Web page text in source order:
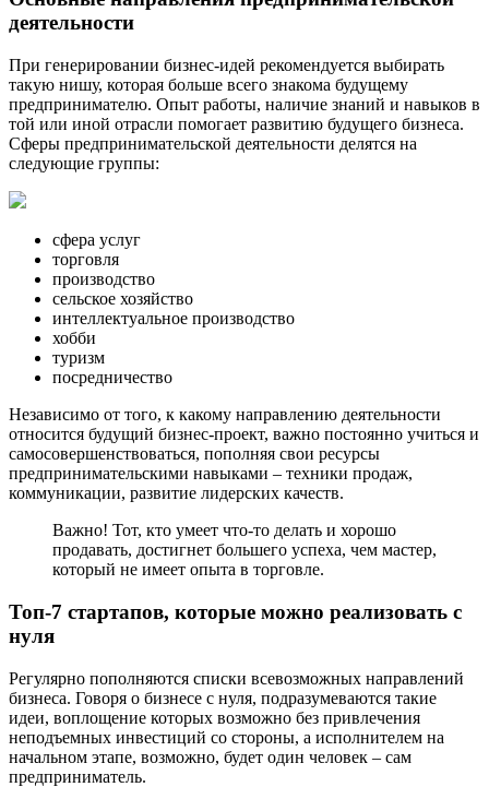
деятельности
При генерировании бизнес-идей рекомендуется выбирать
такую нишу, которая больше всего знакома будущему
предпринимателю. Опыт работы, наличие знаний и навыков в
той или иной отрасли помогает развитию будущего бизнеса.
Сферы предпринимательской деятельности делятся на
следующие группы:
сфера услуг
торговля
производство
сельское хозяйство
интеллектуальное производство
хобби
туризм
посредничество
Независимо от того, к какому направлению деятельности
относится будущий бизнес-проект, важно постоянно учиться и
самосовершенствоваться, пополняя свои ресурсы
предпринимательскими навыками – техники продаж,
коммуникации, развитие лидерских качеств.
Важно! Тот, кто умеет что-то делать и хорошо
продавать, достигнет большего успеха, чем мастер,
который не имеет опыта в торговле.
Топ-7 стартапов, которые можно реализовать с
нуля
Регулярно пополняются списки всевозможных направлений
бизнеса. Говоря о бизнесе с нуля, подразумеваются такие
идеи, воплощение которых возможно без привлечения
неподъемных инвестиций со стороны, а исполнителем на
начальном этапе, возможно, будет один человек – сам
предприниматель.